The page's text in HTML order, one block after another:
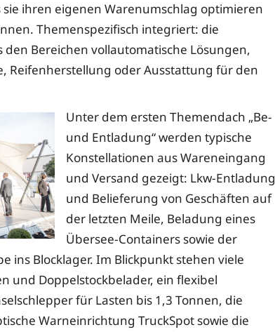
ihren eigenen Warenumschlag optimieren
Themenspezifisch integriert: die
Bereichen vollautomatische Lösungen,
Reifenherstellung oder Ausstattung für den
Unter dem ersten Themendach „Be-
und Entladung“ werden typische
Konstellationen aus Wareneingang
und Versand gezeigt: Lkw-Entladung
und Belieferung von Geschäften auf
der letzten Meile, Beladung eines
Übersee-Containers sowie der
ins Blocklager. Im Blickpunkt stehen viele
und Doppelstockbelader, ein flexibel
für Lasten bis 1,3 Tonnen, die
Warneinrichtung TruckSpot sowie die